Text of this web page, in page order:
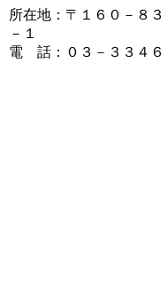
所在地：〒１６０－８
－１
電 話：０３－３３４６